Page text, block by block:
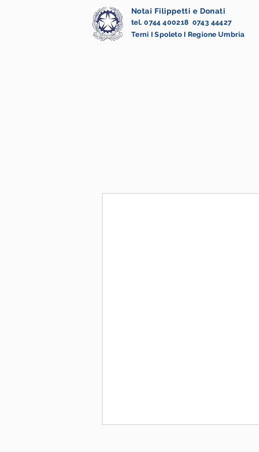
Notai Filippetti e Donati
tel. 0744 400218 0743 44427
Terni I Spoleto I Regione Umbria